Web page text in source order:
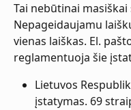
Tai nebūtinai
Nepageidaujamu
vienas laiškas. El.
reglamentuoja šie
Lietuvos
įstatymas. 69